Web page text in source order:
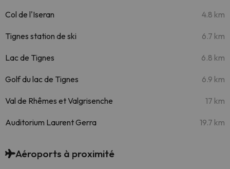
Col de l'Iseran 4.8 km
Tignes station de ski 6.7 km
Lac de Tignes 6.8 km
Golf du lac de Tignes 6.9 km
Val de Rhêmes et Valgrisenche 17 km
Auditorium Laurent Gerra 19.7 km
Aéroports à proximité